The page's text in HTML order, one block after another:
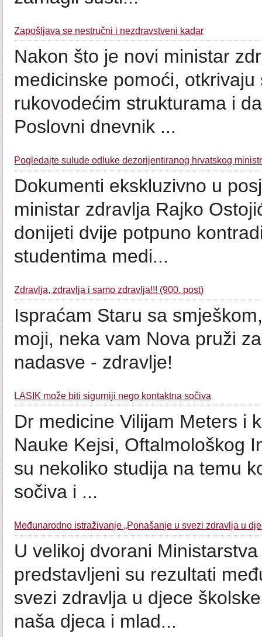
Zapošljava se nestručni i nezdravstveni kadar
Nakon što je novi ministar
medicinske pomoći,
rukovodećim strukturama i
Poslovni dnevnik ...
Pogledajte sulude odluke dezorijentiranog hrvatskog
Dokumenti ekskluzivno u
ministar zdravlja Rajko
donijeti dvije potpuno
studentima medi...
Zdravlja, zdravlja i samo zdravlja!!! (900. post)
Ispraćam Staru sa
moji, neka vam Nova pruži
nadasve - zdravlje!
LASIK može biti sigurniji nego kontaktna sočiva
Dr medicine Vilijam Meters i
Nauke Kejsi, Oftalmološkog
su nekoliko studija na temu
sočiva i ...
Međunarodno istraživanje „Ponašanje u svezi zdravlja u
U velikoj dvorani
predstavljeni su rezultati
svezi zdravlja u djece
naša djeca i mlad...